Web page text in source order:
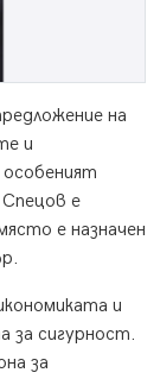
на
и
е
е назначен
и
за сигурност.
за